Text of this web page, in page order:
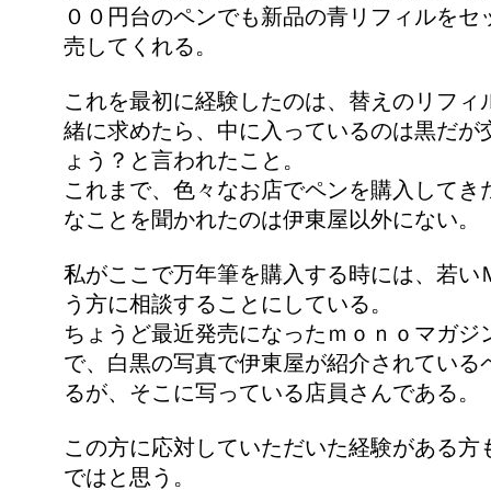
００円台のペンでも新品の青リフィルをセ
売してくれる。
これを最初に経験したのは、替えのリフィ
緒に求めたら、中に入っているのは黒だが
ょう？と言われたこと。
これまで、色々なお店でペンを購入してき
なことを聞かれたのは伊東屋以外にない。
私がここで万年筆を購入する時には、若い
う方に相談することにしている。
ちょうど最近発売になったｍｏｎｏマガジ
で、白黒の写真で伊東屋が紹介されている
るが、そこに写っている店員さんである。
この方に応対していただいた経験がある方
ではと思う。